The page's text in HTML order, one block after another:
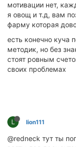
мотивации нет,
я овощ и т.д, вам
фарму которая
есть конечно куча
методик, но без
стоят ровным
своих проблемах
L lion111
@redneck тут ты